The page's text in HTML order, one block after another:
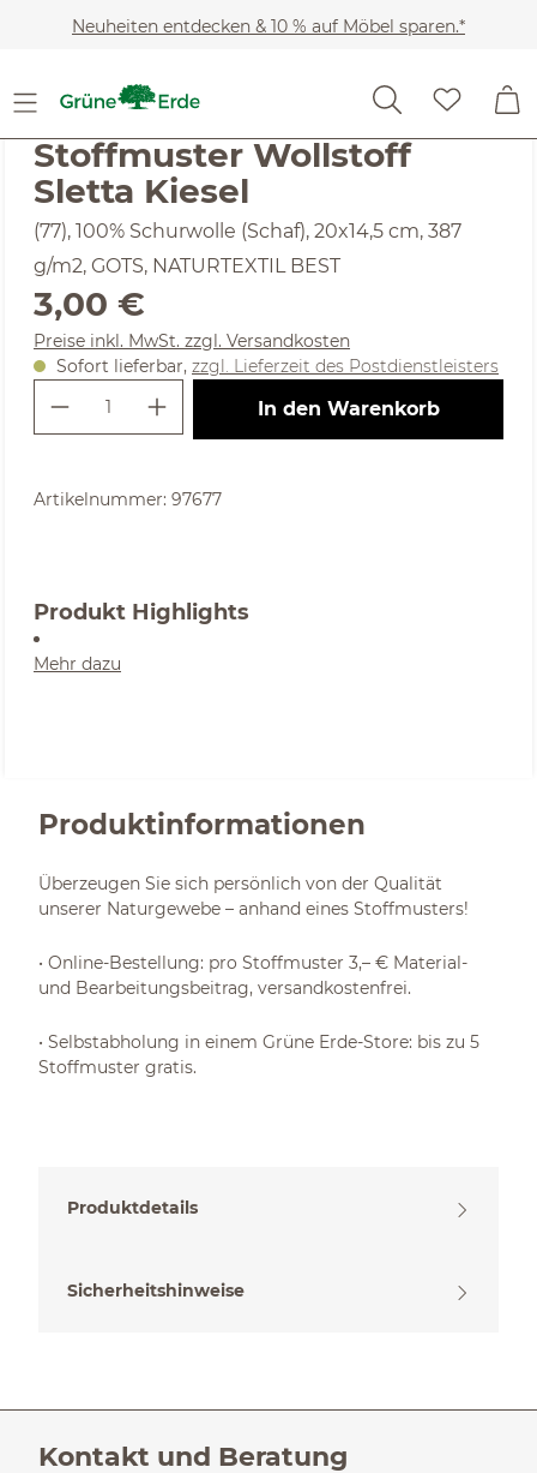
Zum Hauptinhalt springen
Neuheiten entdecken & 10 % auf Möbel sparen.*
Heimtextilien
Noch keine Bewertungen
Stoffmuster Wollstoff
Sletta Kiesel
(77), 100% Schurwolle (Schaf), 20x14,5 cm, 387
g/m2, GOTS, NATURTEXTIL BEST
Regulärer Preis:
3,00 €
Preise inkl. MwSt. zzgl. Versandkosten
Sofort lieferbar, zzgl. Lieferzeit des Postdienstleisters
Produkt Anzahl: Gib den
In den Warenkorb
Artikelnummer: 97677
Produkt Highlights
Mehr dazu
Produktinformationen
Überzeugen Sie sich persönlich von der Qualität
unserer Naturgewebe – anhand eines Stoffmusters!
• Online-Bestellung: pro Stoffmuster 3,– € Material-
und Bearbeitungsbeitrag, versandkostenfrei.
• Selbstabholung in einem Grüne Erde-Store: bis zu 5
Stoffmuster gratis.
Produktdetails
Sicherheitshinweise
Kontakt und Beratung